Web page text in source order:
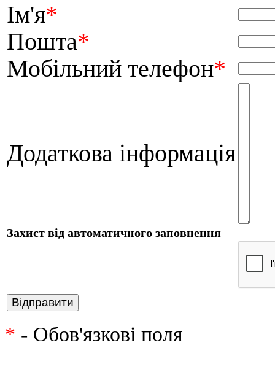
Ім'я*
Пошта*
Мобільний телефон*
Додаткова інформація
Захист від автоматичного заповнення
* - Обов'язкові поля